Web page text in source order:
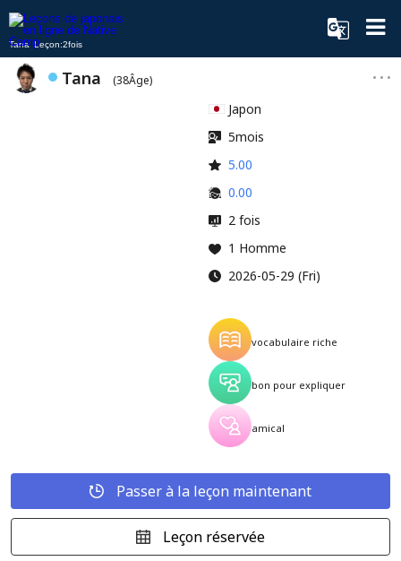
Tana Leçon:2fois
Tana (38Âge)
Japon
5mois
5.00
0.00
2 fois
1 Homme
2026-05-29 (Fri)
vocabulaire riche
bon pour expliquer
amical
Passer à la leçon maintenant
Leçon réservée